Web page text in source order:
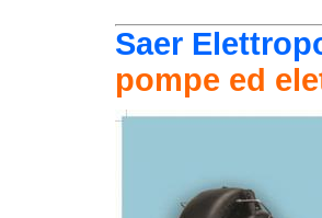
Saer
pompe ed